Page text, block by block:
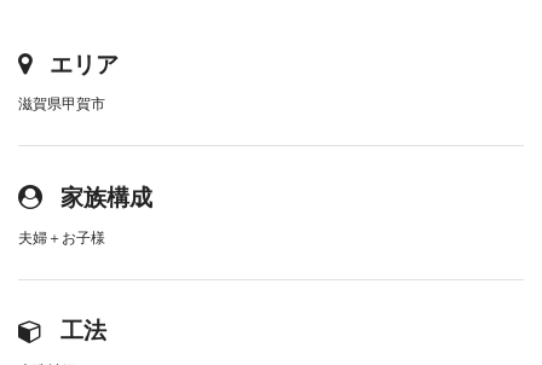
エリア
滋賀県甲賀市
家族構成
夫婦＋お子様
工法